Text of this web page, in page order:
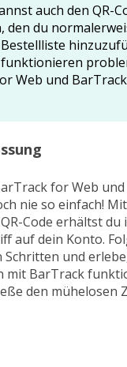
auch den QR-
den du
Web und
for Web
nie so einfach!
Code erhältst du
auf dein Konto.
und
mit BarTrack
den mühelosen